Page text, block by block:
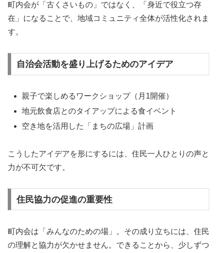
町内会が「古くさいもの」ではなく、「身近で役立つ存
在」になることで、地域コミュニティ全体が活性化されま
す。
自治会活動を盛り上げるためのアイデア
親子で楽しめるワークショップ（月1開催）
地元飲食店とのタイアップによる食イベント
空き地を活用した「まちの広場」計画
こうしたアイデアを形にするには、住民一人ひとりの声と
力が不可欠です。
住民協力の促進の重要性
町内会は「みんなのための場」。その成り立ちには、住民
の理解と協力が欠かせません。できることから、少しずつ